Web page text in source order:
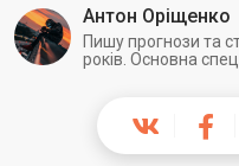
Антон Оріщенко
Пишу прогнози та
років. Основна